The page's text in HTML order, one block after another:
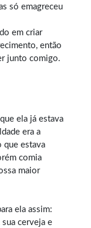
só emagreceu
em criar
, então
junto comigo.
ela já estava
era a
que estava
comia
maior
ela assim:
cerveja e